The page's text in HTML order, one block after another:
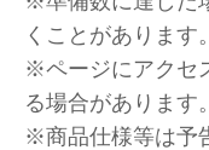
くことがあります。
※ページにアクセ
る場合があります。
※商品仕様等は予